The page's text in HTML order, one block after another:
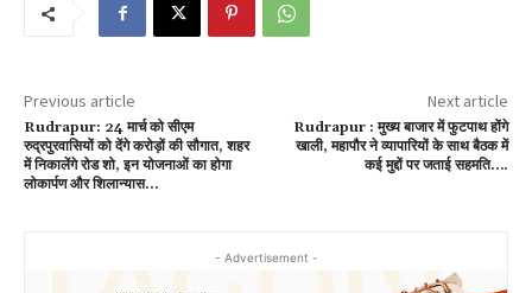
Previous article
Rudrapur: 24 मार्च को सीएम
रुद्रपुरवासियों को देंगे करोड़ों की सौगात, शहर
में निकालेंगे रोड शो, इन योजनाओं का होगा
लोकार्पण और शिलान्यास…
Next article
Rudrapur : मुख्य बाजार में फुटपाथ होंगे
खाली, महापौर ने व्यापारियों के साथ बैठक में
कई मुद्दों पर जताई सहमति….
- Advertisement -